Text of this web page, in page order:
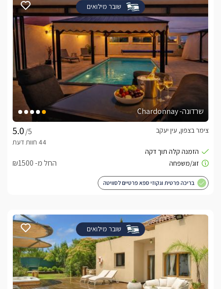
שובר מילואים
שרדונה- Chardonnay
/5
צימר בצפון, עין יעקב
החל מ- ₪1500
בריכה פרטית וגקוזי ספא פרטיים לסוויטה
שובר מילואים